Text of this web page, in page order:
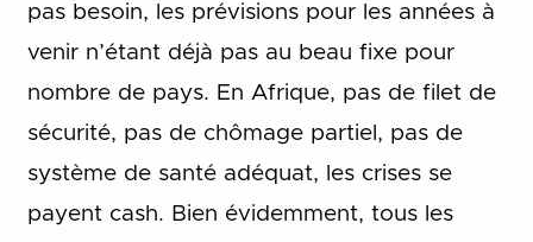
pas besoin, les prévisions pour les années à
venir n’étant déjà pas au beau fixe pour
nombre de pays. En Afrique, pas de filet de
sécurité, pas de chômage partiel, pas de
système de santé adéquat, les crises se
payent cash. Bien évidemment, tous les